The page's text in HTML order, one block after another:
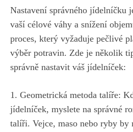
Nastavení správného jídelníčku
‍vaší célové ⁤váhy a snížení
proces, ⁤který vyžaduje pečlivé
výběr potravin. Zde je několik
správně nastavit‌ váš jídelníček:
1. Geometrická metoda talíře:
‌jídelníček, myslete na‍ správné
‌talíři. Vejce,⁣ maso nebo ryby⁤ by